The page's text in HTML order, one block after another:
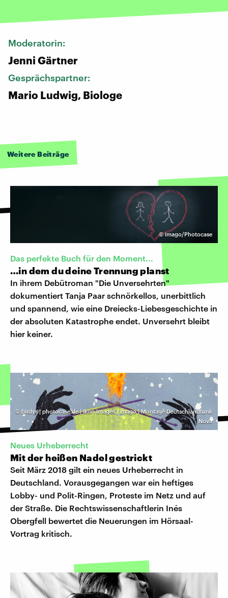
Moderatorin:
Jenni Gärtner
Gesprächspartner:
Mario Ludwig, Biologe
Weitere Beiträge
©imago/Photocase
Das perfekte Buch für den Moment...
…in dem du deine Trennung planst
In ihrem Debütroman "Die Unversehrten"
dokumentiert Tanja Paar schnörkellos, unerbittlich
und spannend, wie eine Dreiecks-Liebesgeschichte in
der absoluten Katastrophe endet. Unversehrt bleibt
hier keiner.
© birdys | photocase.de | Ikon Images | imago | Montage Deutschlandfunk
Nova
Neues Urheberrecht
Mit der heißen Nadel gestrickt
Seit März 2018 gilt ein neues Urheberrecht in
Deutschland. Vorausgegangen war ein heftiges
Lobby- und Polit-Ringen, Proteste im Netz und auf
der Straße. Die Rechtswissenschaftlerin Inés
Obergfell bewertet die Neuerungen im Hörsaal-
Vortrag kritisch.